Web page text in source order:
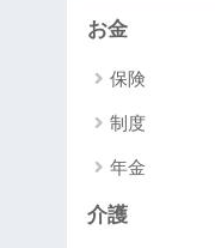
お金
保険
制度
年金
介護